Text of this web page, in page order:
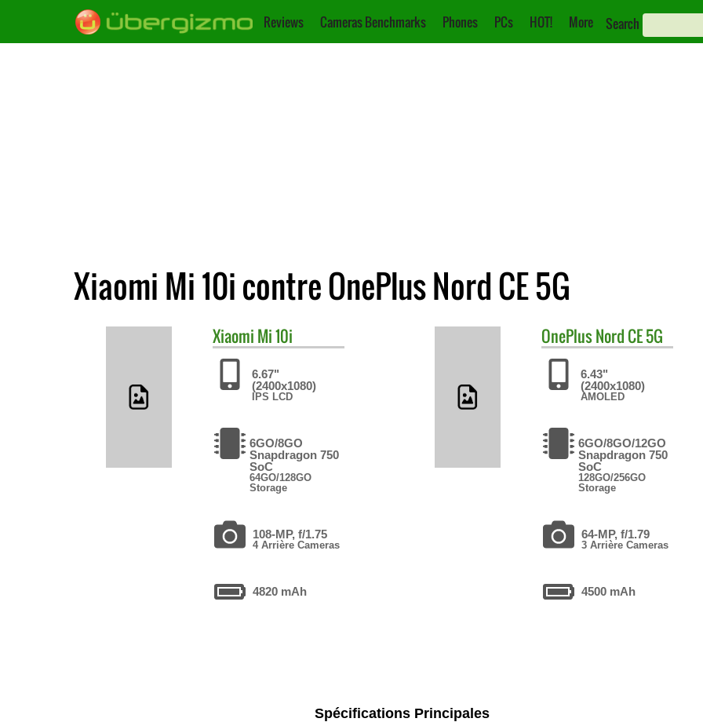
Reviews Cameras Benchmarks Phones PCs HOT! More Search
Xiaomi Mi 10i contre OnePlus Nord CE 5G
Xiaomi Mi 10i
6.67"
(2400x1080)
IPS LCD
6GO/8GO
Snapdragon 750
SoC
64GO/128GO
Storage
108-MP, f/1.75
4 Arrière Cameras
4820 mAh
OnePlusNord CE 5G
6.43"
(2400x1080)
AMOLED
6GO/8GO/12GO
Snapdragon 750
SoC
128GO/256GO
Storage
64-MP, f/1.79
3 Arrière Cameras
4500 mAh
Spécifications Principales